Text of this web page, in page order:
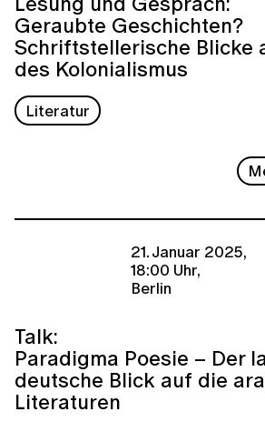
Geraubte Geschichten?
Schriftstellerische Blicke
des Kolonialismus
Literatur
21. Januar 2025,
18:00 Uhr,
Berlin
Talk:
Paradigma Poesie – Der
deutsche Blick auf die
Literaturen